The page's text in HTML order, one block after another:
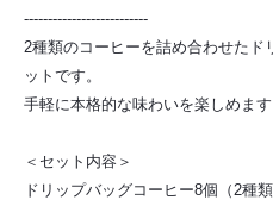
--------------------------
2種類のコーヒーを詰め合わせたド
ットです。
手軽に本格的な味わいを楽しめます
＜セット内容＞
ドリップバッグコーヒー8個（2種類